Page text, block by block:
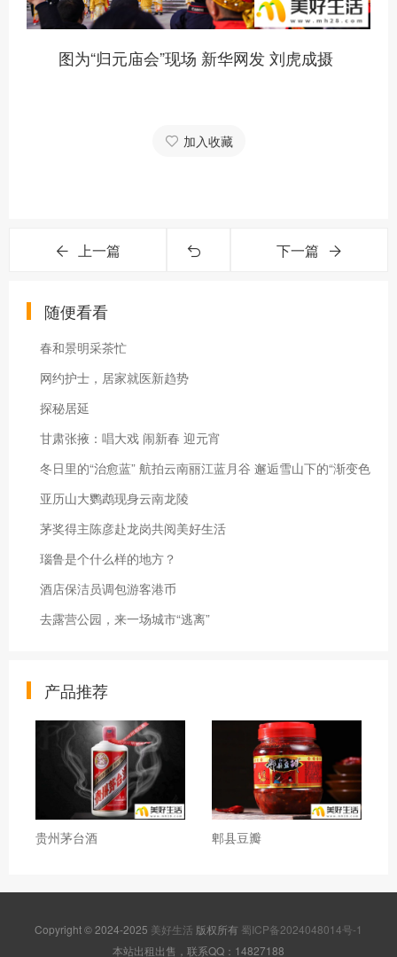
图为“归元庙会”现场 新华网发 刘虎成摄
加入收藏
上一篇 下一篇
随便看看
春和景明采茶忙
网约护士，居家就医新趋势
探秘居延
甘肃张掖：唱大戏 闹新春 迎元宵
冬日里的“治愈蓝” 航拍云南丽江蓝月谷 邂逅雪山下的“渐变色
亚历山大鹦鹉现身云南龙陵
茅奖得主陈彦赴龙岗共阅美好生活
瑙鲁是个什么样的地方？
酒店保洁员调包游客港币
去露营公园，来一场城市“逃离”
产品推荐
贵州茅台酒 郫县豆瓣
Copyright © 2024-2025 美好生活 版权所有 蜀ICP备2024048014号-1
本站出租出售，联系QQ：14827188